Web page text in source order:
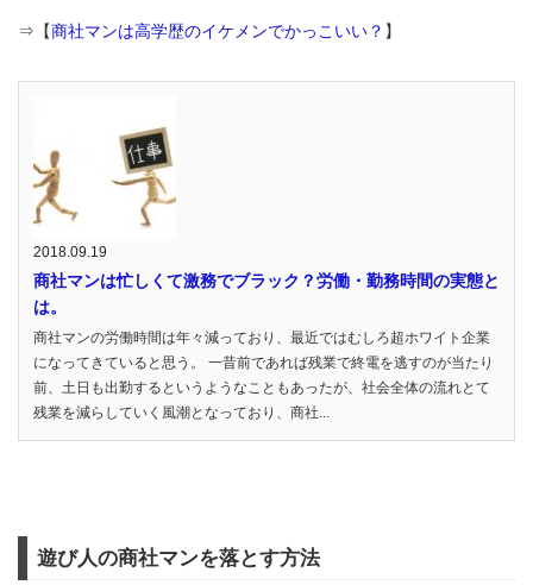
⇒【商社マンは高学歴のイケメンでかっこいい？ 】
2018.09.19
商社マンは忙しくて激務でブラック？労働・勤務時間の実態と
は。
商社マンの労働時間は年々減っており、最近ではむしろ超ホワイト企業
になってきていると思う。 一昔前であれば残業で終電を逃すのが当たり
前、土日も出勤するというようなこともあったが、社会全体の流れとて
残業を減らしていく風潮となっており、商社...
遊び人の商社マンを落とす方法